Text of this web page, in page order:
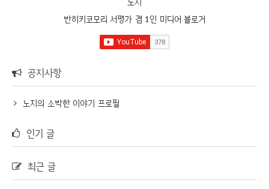
반히키코모리 서평가 겸 1인 미디어 블로거
공지사항
노지의 소박한 이야기 프로필
인기 글
최근 글